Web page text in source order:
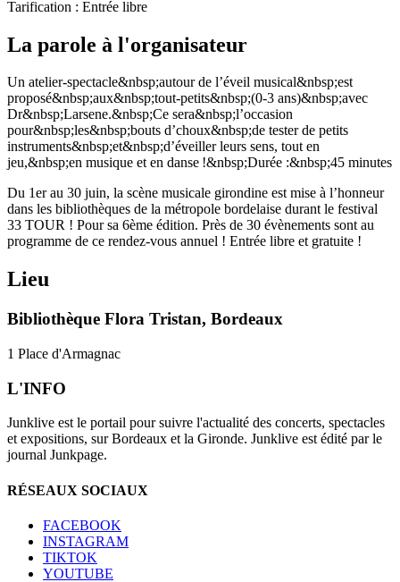
Tarification : Entrée libre
La parole à l'organisateur
Un atelier-spectacle&nbsp;autour de l’éveil musical&nbsp;est
proposé&nbsp;aux&nbsp;tout-petits&nbsp;(0-3 ans)&nbsp;avec
Dr&nbsp;Larsene.&nbsp;Ce sera&nbsp;l’occasion
pour&nbsp;les&nbsp;bouts d’choux&nbsp;de tester de petits
instruments&nbsp;et&nbsp;d’éveiller leurs sens, tout en
jeu,&nbsp;en musique et en danse !&nbsp;Durée :&nbsp;45 minutes
Du 1er au 30 juin, la scène musicale girondine est mise à l’honneur
dans les bibliothèques de la métropole bordelaise durant le festival
33 TOUR ! Pour sa 6ème édition. Près de 30 évènements sont au
programme de ce rendez-vous annuel ! Entrée libre et gratuite !
Lieu
Bibliothèque Flora Tristan, Bordeaux
1 Place d'Armagnac
L'INFO
Junklive est le portail pour suivre l'actualité des concerts, spectacles
et expositions, sur Bordeaux et la Gironde. Junklive est édité par le
journal Junkpage.
RÉSEAUX SOCIAUX
FACEBOOK
INSTAGRAM
TIKTOK
YOUTUBE